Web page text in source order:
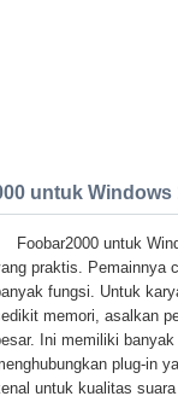
untuk Windows
Foobar2000 untuk
praktis. Pemainnya
fungsi. Untuk
memori, asalkan
Ini memiliki
plug-in
untuk kualitas